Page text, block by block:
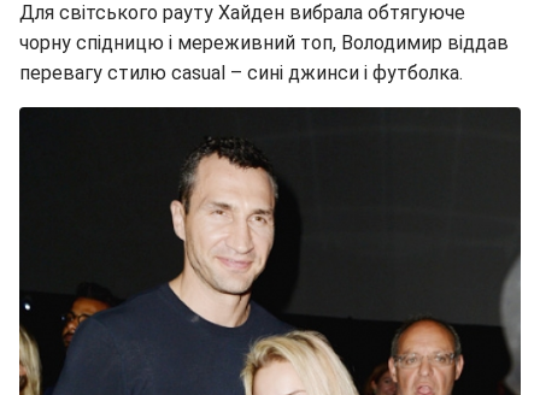
Для світського рауту Хайден вибрала обтягуючe
чорну спідницю і мереживний топ, Володимир віддав
перевагу стилю casual – сині джинси і футболка.